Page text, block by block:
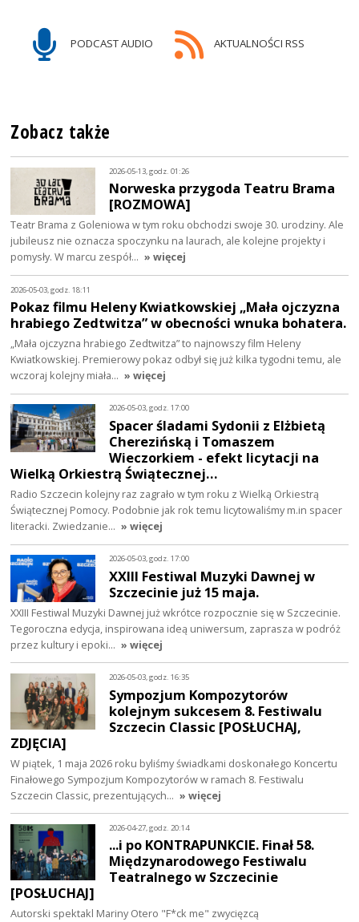
PODCAST AUDIO AKTUALNOŚCI RSS
Zobacz także
2026-05-13, godz. 01:26
Norweska przygoda Teatru Brama
[ROZMOWA]
Teatr Brama z Goleniowa w tym roku obchodzi swoje 30. urodziny. Ale
jubileusz nie oznacza spoczynku na laurach, ale kolejne projekty i
pomysły. W marcu zespół… » więcej
2026-05-03, godz. 18:11
Pokaz filmu Heleny Kwiatkowskiej „Mała ojczyzna
hrabiego Zedtwitza” w obecności wnuka bohatera.
„Mała ojczyzna hrabiego Zedtwitza” to najnowszy film Heleny
Kwiatkowskiej. Premierowy pokaz odbył się już kilka tygodni temu, ale
wczoraj kolejny miała… » więcej
2026-05-03, godz. 17:00
Spacer śladami Sydonii z Elżbietą
Cherezińską i Tomaszem
Wieczorkiem - efekt licytacji na
Wielką Orkiestrą Świątecznej…
Radio Szczecin kolejny raz zagrało w tym roku z Wielką Orkiestrą
Świątecznej Pomocy. Podobnie jak rok temu licytowaliśmy m.in spacer
literacki. Zwiedzanie… » więcej
2026-05-03, godz. 17:00
XXIII Festiwal Muzyki Dawnej w
Szczecinie już 15 maja.
XXIII Festiwal Muzyki Dawnej już wkrótce rozpocznie się w Szczecinie.
Tegoroczna edycja, inspirowana ideą uniwersum, zaprasza w podróż
przez kultury i epoki… » więcej
2026-05-03, godz. 16:35
Sympozjum Kompozytorów
kolejnym sukcesem 8. Festiwalu
Szczecin Classic [POSŁUCHAJ,
ZDJĘCIA]
W piątek, 1 maja 2026 roku byliśmy świadkami doskonałego Koncertu
Finałowego Sympozjum Kompozytorów w ramach 8. Festiwalu
Szczecin Classic, prezentujących… » więcej
2026-04-27, godz. 20:14
...i po KONTRAPUNKCIE. Finał 58.
Międzynarodowego Festiwalu
Teatralnego w Szczecinie
[POSŁUCHAJ]
Autorski spektakl Mariny Otero "F*ck me" zwycięzcą